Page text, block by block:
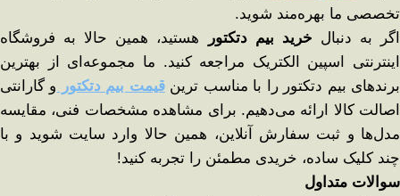
تخصصی ما بهره‌مند شوید.
اگر به دنبال خرید بیم دتکتور هستید، همین حالا به فروشگاه
اینترنتی اسپین الکتریک مراجعه کنید. ما مجموعه‌ای از بهترین
برندهای بیم دتکتور را با مناسب ترینقیمت بیم دتکتور و گارانتی
اصالت کالا ارائه می‌دهیم. برای مشاهده مشخصات فنی، مقایسه
مدل‌ها و ثبت سفارش آنلاین، همین حالا وارد سایت شوید و با
چند کلیک ساده، خریدی مطمئن را تجربه کنید!
سوالات متداول